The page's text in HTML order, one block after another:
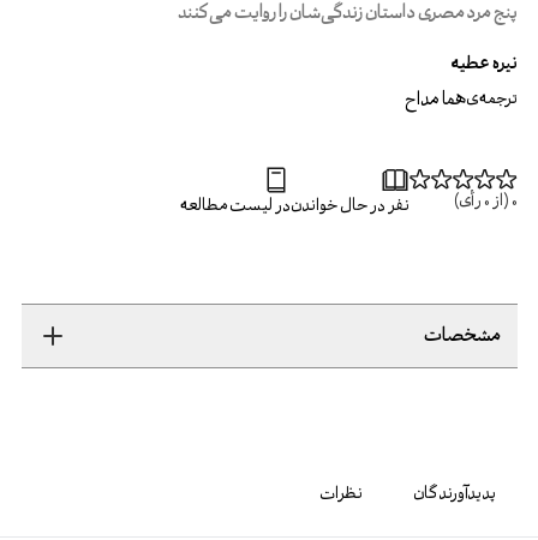
پنج مرد مصری داستان زندگی‌شان را روایت می‌کنند
نیره عطیه
ترجمه‌یهما مداح
0 (از 0 رأی) نفر در حال خواندندر لیست مطالعه
مشخصات
پدیدآورندگان نظرات